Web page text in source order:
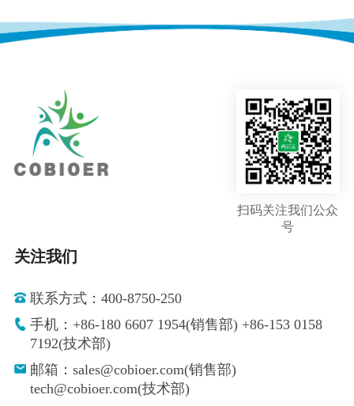
扫码关注我们公众
号
关注我们
联系方式：400-8750-250
手机：+86-180 6607 1954(销售部) +86-153 0158
7192(技术部)
邮箱：sales@cobioer.com(销售部)
tech@cobioer.com(技术部)